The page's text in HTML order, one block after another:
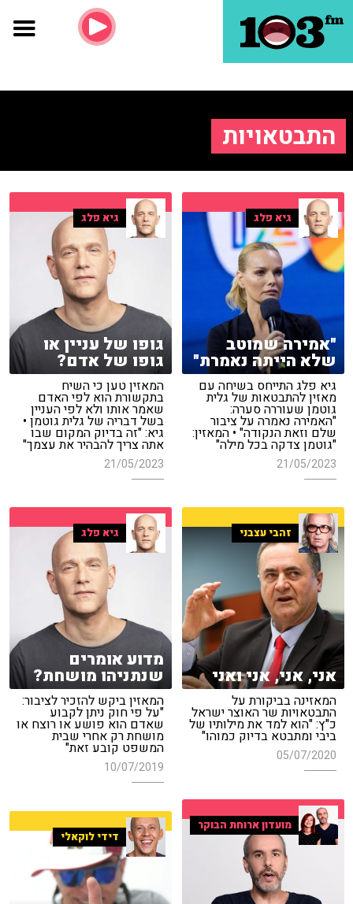
התבטאויות
גיא פלג
"אמירה שמוטב
שלא הייתה נאמרת"
גיא פלג התייחס בשיחה עם
מאזין להתבטאות של גלית
גוטמן שעוררה סערה:
"האמירה נאמרה על ציבור
שלם וזאת הנקודה" • המאזין:
"גוטמן צדקה בכל מילה"
21/05/2023
גיא פלג
גופו של עניין או
גופו של אדם?
המאזין טען כי השיח
בתקשורת הוא לפי האדם
שאמר אותו ולא לפי העניין
בשל דבריה של גלית גוטמן •
גיא: "זה בדיוק המקום שבו
אתה צריך להבהיר את עצמך"
21/05/2023
זהבי עצבני
אני, אני, אני ואני
המאזינה בביקורת על
התבטאויות שר האוצר ישראל
כ"ץ: "הוא למד את מילותיו של
ביבי ומתבטא בדיוק כמוהו"
05/07/2020
גיא פלג
מדוע אומרים
שנתניהו מושחת?
המאזין ביקש להזכיר לציבור:
"על פי חוק ניתן לקבוע
שאדם הוא פושע או רוצח או
מושחת רק אחרי שבית
המשפט קובע זאת"
10/07/2019
מועדון ארוחת הבוקר
דידי לוקאלי